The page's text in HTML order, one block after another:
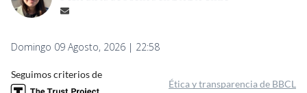
Domingo 09 Agosto, 2026 | 22:58
Seguimos criterios de
Ética y transparencia de BBCL